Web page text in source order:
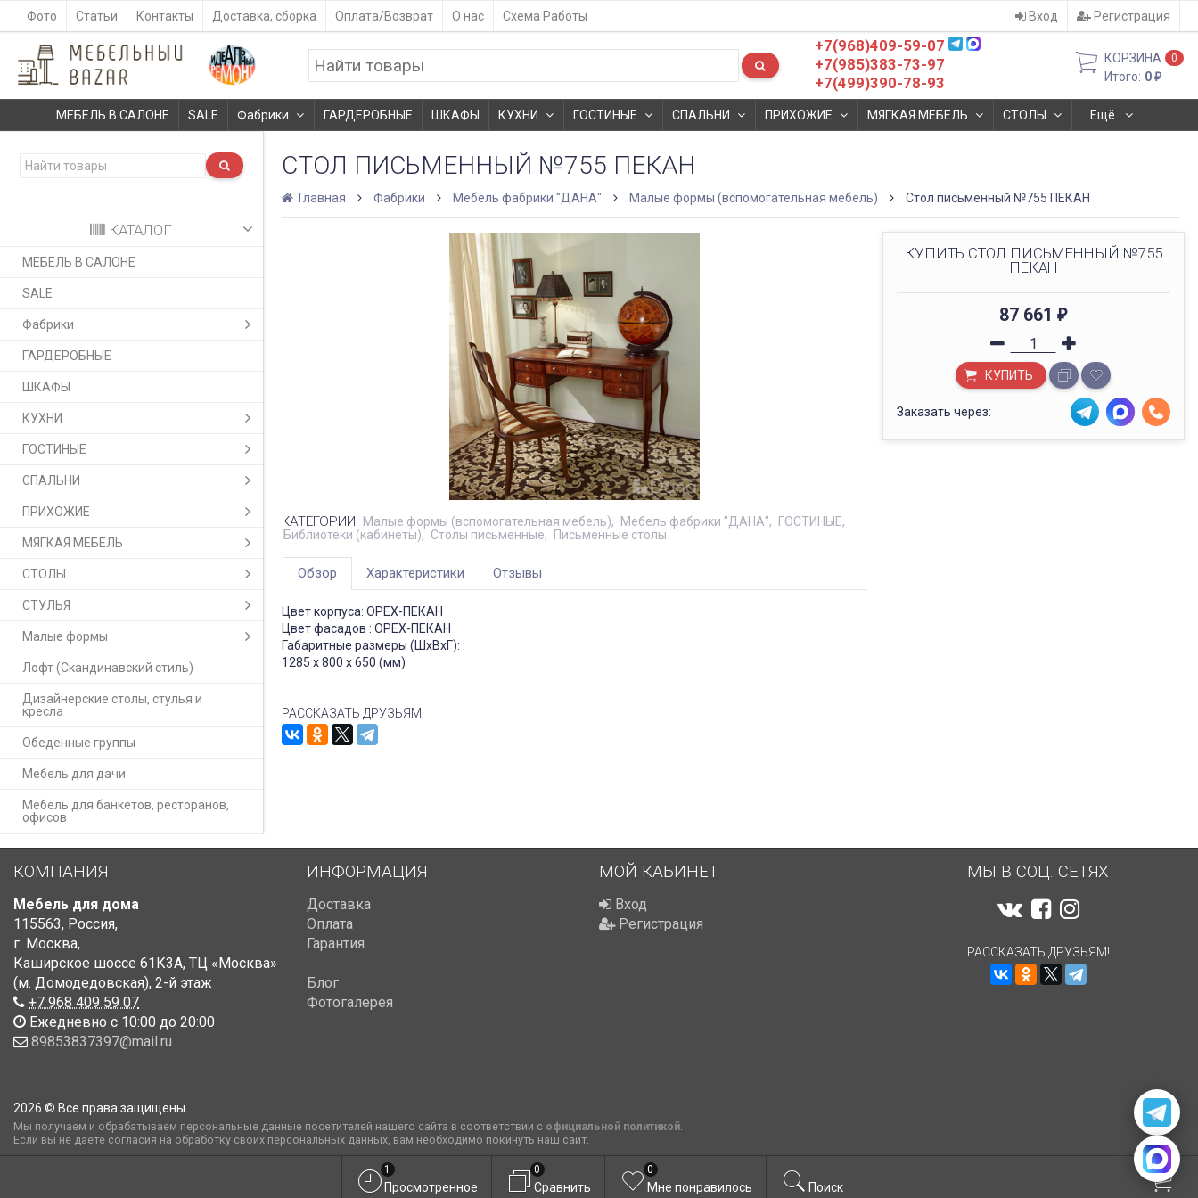
Фото Статьи Контакты Доставка, сборка Оплата/Возврат О нас Схема Работы Вход Регистрация
+7(968)409-59-07
+7(985)383-73-97
+7(499)390-78-93
КОРЗИНА 0
Итого: 0₽
МЕБЕЛЬ В САЛОНЕ SALE Фабрики ГАРДЕРОБНЫЕ ШКАФЫ КУХНИ ГОСТИНЫЕ СПАЛЬНИ ПРИХОЖИЕ МЯГКАЯ МЕБЕЛЬ СТОЛЫ Ещё
КАТАЛОГ
МЕБЕЛЬ В САЛОНЕ
SALE
Фабрики
ГАРДЕРОБНЫЕ
ШКАФЫ
КУХНИ
ГОСТИНЫЕ
СПАЛЬНИ
ПРИХОЖИЕ
МЯГКАЯ МЕБЕЛЬ
СТОЛЫ
СТУЛЬЯ
Малые формы
Лофт (Скандинавский стиль)
Дизайнерские столы, стулья и
кресла
Обеденные группы
Мебель для дачи
Мебель для банкетов, ресторанов,
офисов
СТОЛ ПИСЬМЕННЫЙ №755 ПЕКАН
Главная Фабрики Мебель фабрики "ДАНА" Малые формы (вспомогательная мебель) Стол письменный №755 ПЕКАН
КУПИТЬ СТОЛ ПИСЬМЕННЫЙ №755
ПЕКАН
87 661₽
КУПИТЬ
Заказать через:
КАТЕГОРИИ: Малые формы (вспомогательная мебель) Мебель фабрики "ДАНА"
ГОСТИНЫЕ
Библиотеки (кабинеты)
Столы письменные Письменные столы
Обзор Характеристики Отзывы
Цвет корпуса: ОРЕХ-ПЕКАН
Цвет фасадов : ОРЕХ-ПЕКАН
Габаритные размеры (ШхВхГ):
1285 x 800 x 650 (мм)
РАССКАЗАТЬ ДРУЗЬЯМ!
КОМПАНИЯ
Мебель для дома
115563, Россия,
г. Москва,
Каширское шоссе 61К3А, ТЦ «Москва»
(м. Домодедовская), 2-й этаж
+7 968 409 59 07
Ежедневно с 10:00 до 20:00
89853837397@mail.ru
ИНФОРМАЦИЯ
Доставка
Оплата
Гарантия
Блог
Фотогалерея
МОЙ КАБИНЕТ
Вход
Регистрация
МЫ В СОЦ. СЕТЯХ
РАССКАЗАТЬ ДРУЗЬЯМ!
2026 © Все права защищены.
Мы получаем и обрабатываем персональные данные посетителей нашего сайта в соответствии с официальной политикой.
Если вы не даете согласия на обработку своих персональных данных, вам необходимо покинуть наш сайт.
Просмотренное
1
Сравнить
0
Мне понравилось
0
Поиск